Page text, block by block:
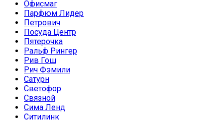
Офисмаг
Парфюм Лидер
Петрович
Посуда Центр
Пятерочка
Ральф Рингер
Рив Гош
Рич Фэмили
Сатурн
Светофор
Связной
Сима Ленд
Ситилинк